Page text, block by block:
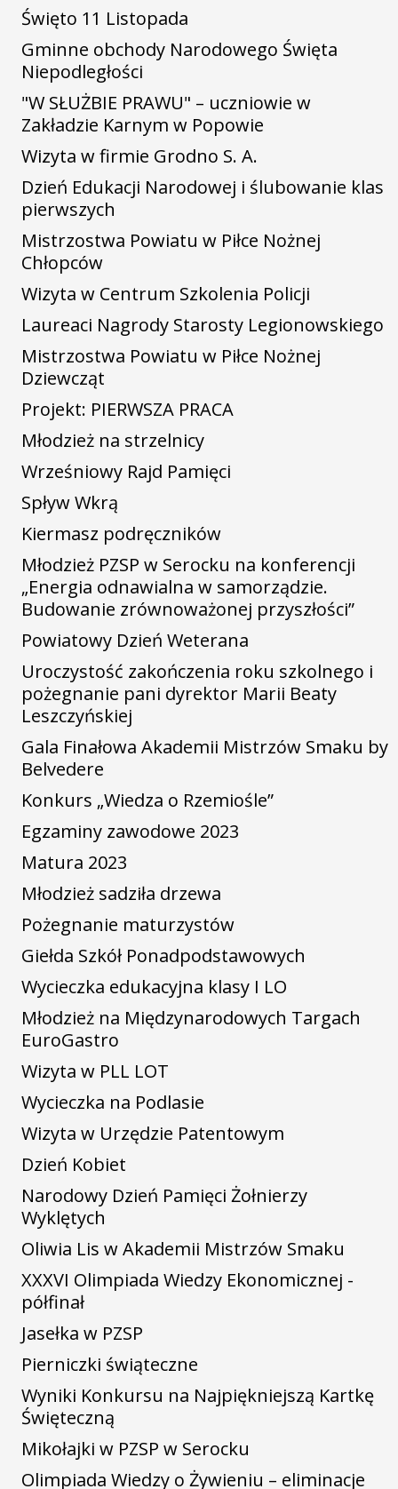
Święto 11 Listopada
Gminne obchody Narodowego Święta
Niepodległości
"W SŁUŻBIE PRAWU" – uczniowie w
Zakładzie Karnym w Popowie
Wizyta w firmie Grodno S. A.
Dzień Edukacji Narodowej i ślubowanie klas
pierwszych
Mistrzostwa Powiatu w Piłce Nożnej
Chłopców
Wizyta w Centrum Szkolenia Policji
Laureaci Nagrody Starosty Legionowskiego
Mistrzostwa Powiatu w Piłce Nożnej
Dziewcząt
Projekt: PIERWSZA PRACA
Młodzież na strzelnicy
Wrześniowy Rajd Pamięci
Spływ Wkrą
Kiermasz podręczników
Młodzież PZSP w Serocku na konferencji
„Energia odnawialna w samorządzie.
Budowanie zrównoważonej przyszłości”
Powiatowy Dzień Weterana
Uroczystość zakończenia roku szkolnego i
pożegnanie pani dyrektor Marii Beaty
Leszczyńskiej
Gala Finałowa Akademii Mistrzów Smaku by
Belvedere
Konkurs „Wiedza o Rzemiośle”
Egzaminy zawodowe 2023
Matura 2023
Młodzież sadziła drzewa
Pożegnanie maturzystów
Giełda Szkół Ponadpodstawowych
Wycieczka edukacyjna klasy I LO
Młodzież na Międzynarodowych Targach
EuroGastro
Wizyta w PLL LOT
Wycieczka na Podlasie
Wizyta w Urzędzie Patentowym
Dzień Kobiet
Narodowy Dzień Pamięci Żołnierzy
Wyklętych
Oliwia Lis w Akademii Mistrzów Smaku
XXXVI Olimpiada Wiedzy Ekonomicznej -
półfinał
Jasełka w PZSP
Pierniczki świąteczne
Wyniki Konkursu na Najpiękniejszą Kartkę
Święteczną
Mikołajki w PZSP w Serocku
Olimpiada Wiedzy o Żywieniu – eliminacje